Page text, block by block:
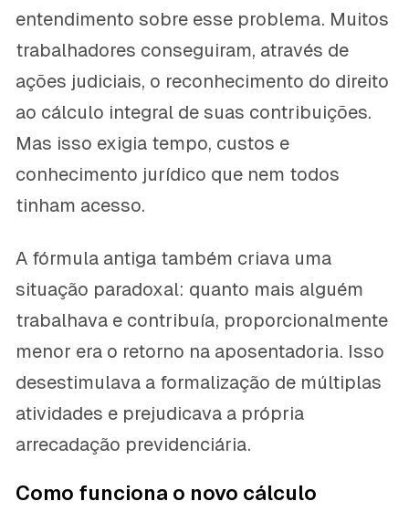
entendimento sobre esse problema. Muitos
trabalhadores conseguiram, através de
ações judiciais, o reconhecimento do direito
ao cálculo integral de suas contribuições.
Mas isso exigia tempo, custos e
conhecimento jurídico que nem todos
tinham acesso.
A fórmula antiga também criava uma
situação paradoxal: quanto mais alguém
trabalhava e contribuía, proporcionalmente
menor era o retorno na aposentadoria. Isso
desestimulava a formalização de múltiplas
atividades e prejudicava a própria
arrecadação previdenciária.
Como funciona o novo cálculo